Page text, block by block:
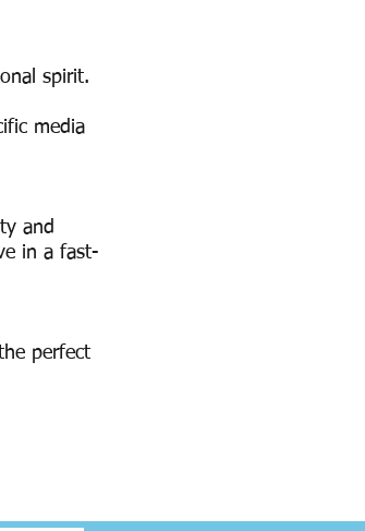
spirit.
media
and
in a fast-
perfect